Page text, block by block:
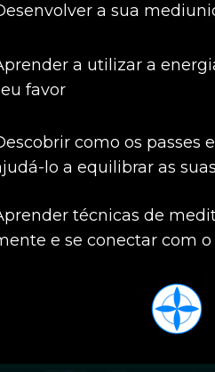
a sua
a utilizar a
favor
como os passes
lo a equilibrar as
técnicas de
e se conectar com